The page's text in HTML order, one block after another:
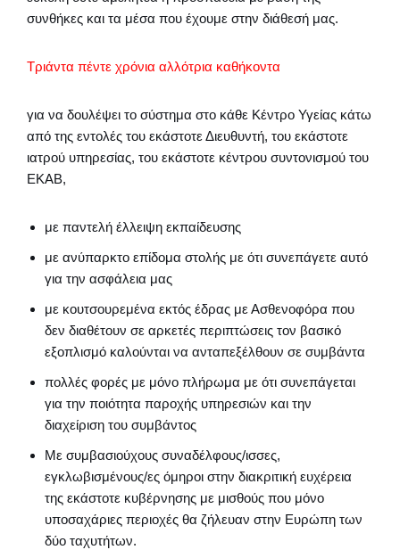
συνθήκες και τα μέσα που έχουμε στην διάθεσή μας.
Τριάντα πέντε χρόνια αλλότρια καθήκοντα
για να δουλέψει το σύστημα στο κάθε Κέντρο Υγείας κάτω
από της εντολές του εκάστοτε Διευθυντή, του εκάστοτε
ιατρού υπηρεσίας, του εκάστοτε κέντρου συντονισμού του
ΕΚΑΒ,
με παντελή έλλειψη εκπαίδευσης
με ανύπαρκτο επίδομα στολής με ότι συνεπάγετε αυτό
για την ασφάλεια μας
με κουτσουρεμένα εκτός έδρας με Ασθενοφόρα που
δεν διαθέτουν σε αρκετές περιπτώσεις τον βασικό
εξοπλισμό καλούνται να ανταπεξέλθουν σε συμβάντα
πολλές φορές με μόνο πλήρωμα με ότι συνεπάγεται
για την ποιότητα παροχής υπηρεσιών και την
διαχείριση του συμβάντος
Με συμβασιούχους συναδέλφους/ισσες,
εγκλωβισμένους/ες όμηροι στην διακριτική ευχέρεια
της εκάστοτε κυβέρνησης με μισθούς που μόνο
υποσαχάριες περιοχές θα ζήλευαν στην Ευρώπη των
δύο ταχυτήτων.